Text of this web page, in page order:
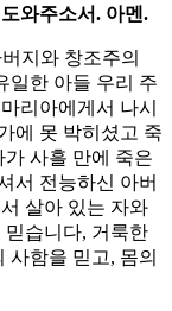
와주소서. 아멘.
지와 창조주의
일한 아들 우리 주
리아에게서 나시
에 못 박히셨고 죽
사흘 만에 죽은
서 전능하신 아버
살아 있는 자와
믿습니다, 거룩한
사함을 믿고, 몸의